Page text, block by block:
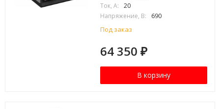
Ток, А:
20
Напряжение, В:
690
Под заказ
64 350₽
В корзину